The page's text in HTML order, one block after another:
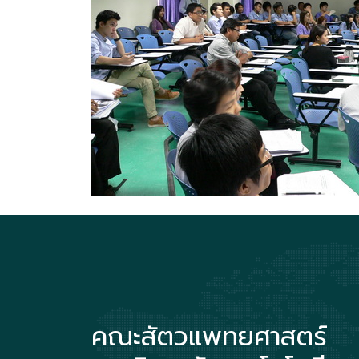
คณะสัตวแพทยศาสตร์